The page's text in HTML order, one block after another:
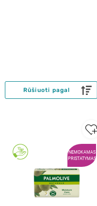
Rūšiuoti pagal
NEMOKAMAS
PRISTATYMAS